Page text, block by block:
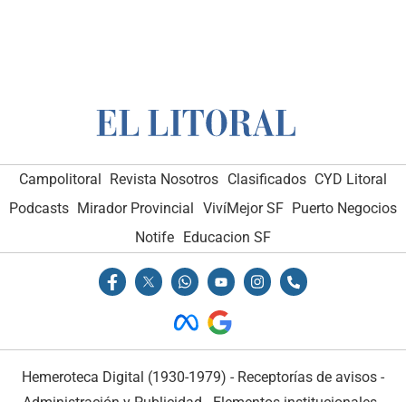
Campolitoral Revista Nosotros Clasificados CYD Litoral
Podcasts Mirador Provincial VivíMejor SF Puerto Negocios
Notife
Educacion SF
Hemeroteca Digital (1930-1979) - Receptorías de avisos -